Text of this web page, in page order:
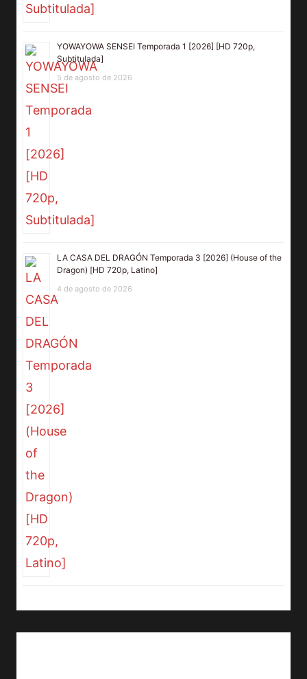
YOWAYOWA SENSEI Temporada 1 [2026] [HD 720p,
Subtitulada]
5 de agosto de 2026
LA CASA DEL DRAGÓN Temporada 3 [2026] (House of the
Dragon) [HD 720p, Latino]
4 de agosto de 2026